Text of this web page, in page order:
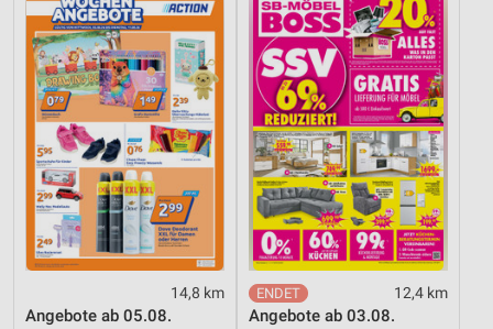
14,8 km
Angebote ab 05.08.
12,4 km
Angebote ab 03.08.